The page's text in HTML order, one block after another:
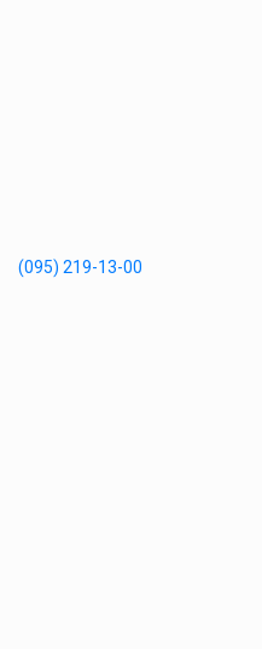
(095) 219-13-00